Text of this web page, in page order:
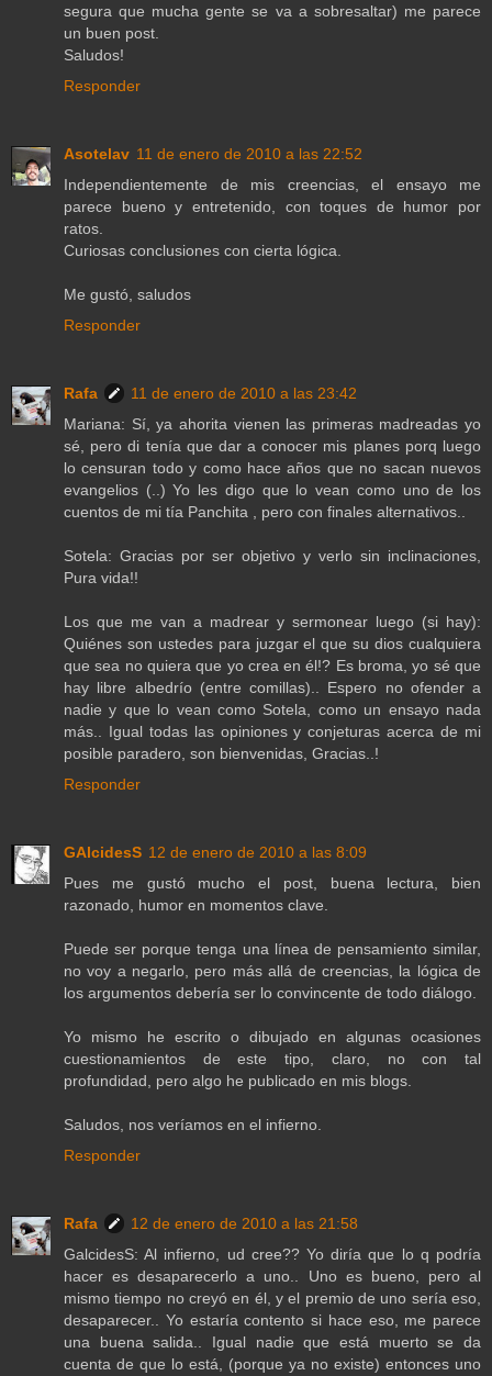
segura que mucha gente se va a sobresaltar) me parece
un buen post.
Saludos!
Responder
Asotelav 11 de enero de 2010 a las 22:52
Independientemente de mis creencias, el ensayo me
parece bueno y entretenido, con toques de humor por
ratos.
Curiosas conclusiones con cierta lógica.
Me gustó, saludos
Responder
Rafa
11 de enero de 2010 a las 23:42
Mariana: Sí, ya ahorita vienen las primeras madreadas yo
sé, pero di tenía que dar a conocer mis planes porq luego
lo censuran todo y como hace años que no sacan nuevos
evangelios (..) Yo les digo que lo vean como uno de los
cuentos de mi tía Panchita , pero con finales alternativos..
Sotela: Gracias por ser objetivo y verlo sin inclinaciones,
Pura vida!!
Los que me van a madrear y sermonear luego (si hay):
Quiénes son ustedes para juzgar el que su dios cualquiera
que sea no quiera que yo crea en él!? Es broma, yo sé que
hay libre albedrío (entre comillas).. Espero no ofender a
nadie y que lo vean como Sotela, como un ensayo nada
más.. Igual todas las opiniones y conjeturas acerca de mi
posible paradero, son bienvenidas, Gracias..!
Responder
GAlcidesS 12 de enero de 2010 a las 8:09
Pues me gustó mucho el post, buena lectura, bien
razonado, humor en momentos clave.
Puede ser porque tenga una línea de pensamiento similar,
no voy a negarlo, pero más allá de creencias, la lógica de
los argumentos debería ser lo convincente de todo diálogo.
Yo mismo he escrito o dibujado en algunas ocasiones
cuestionamientos de este tipo, claro, no con tal
profundidad, pero algo he publicado en mis blogs.
Saludos, nos veríamos en el infierno.
Responder
Rafa
12 de enero de 2010 a las 21:58
GalcidesS: Al infierno, ud cree?? Yo diría que lo q podría
hacer es desaparecerlo a uno.. Uno es bueno, pero al
mismo tiempo no creyó en él, y el premio de uno sería eso,
desaparecer.. Yo estaría contento si hace eso, me parece
una buena salida.. Igual nadie que está muerto se da
cuenta de que lo está, (porque ya no existe) entonces uno